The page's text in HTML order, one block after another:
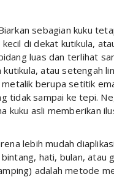
sebagian kuku
di dekat kutikula,
luas dan terlihat
atau setengah
berupa setitik
tidak sampai ke tepi.
kuku asli memberikan
lebih mudah
hati, bulan, atau
adalah metode